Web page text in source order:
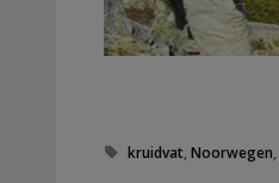
Tags
kruidvat ,Noorwegen